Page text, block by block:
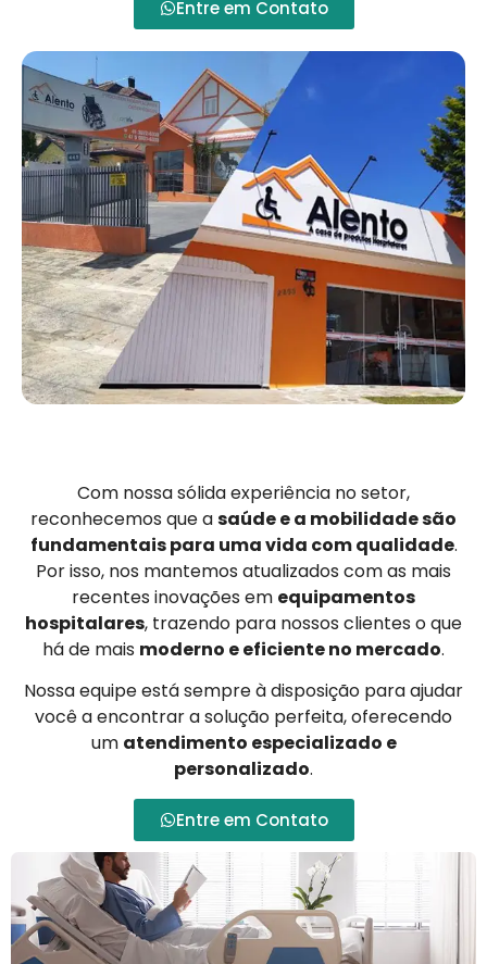
Entre em Contato
Com nossa sólida experiência no setor,
reconhecemos que asaúde e a mobilidade são
fundamentais para uma vida com qualidade.
Por isso, nos mantemos atualizados com as mais
recentes inovações em equipamentos
hospitalares, trazendo para nossos clientes o que
há de mais moderno e eficiente no mercado.
Nossa equipe está sempre à disposição para ajudar
você a encontrar a solução perfeita, oferecendo
um atendimento especializado e
personalizado.
Entre em Contato